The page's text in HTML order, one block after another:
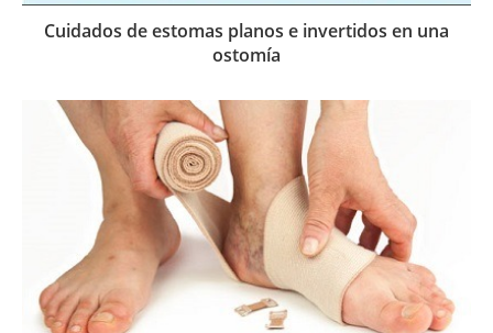
Cuidados de estomas planos e invertidos en una
ostomía